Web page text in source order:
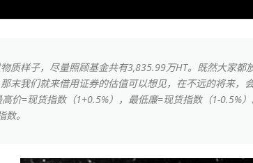
质样子，尽量照顾基金共有3,835.99万HT。既然大家
那末我们就来借用证券的估值可以想见，在不远的将来
价=现货指数（1+0.5%），最低廉=现货指数（1-0.5%
。